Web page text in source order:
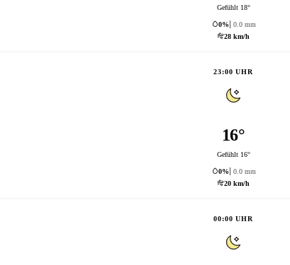
Gefühlt 18°
0%
0.0 mm
28 km/h
23:00 UHR
16°
Gefühlt 16°
0%
0.0 mm
20 km/h
00:00 UHR